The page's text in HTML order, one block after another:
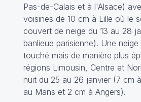
Pas-de-Calais et à l'Alsace)
voisines de 10 cm à Lille où le
couvert de neige du 13 au 28
banlieue parisienne). Une
touché mais de manière plus
régions Limousin, Centre et
nuit du 25 au 26 janvier (7 cm
au Mans et 2 cm à Angers).